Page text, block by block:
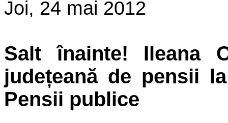
Joi, 24 mai 2012
Salt înainte! Ileana
județeană de pensii
Pensii publice